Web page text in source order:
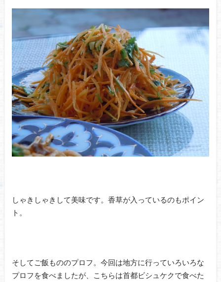
しゃきしゃきして美味です。香草が入っているのもポイン
ト。
そしてご飯もののプロフ。今回は地方に行っていろいろな
プロフを食べましたが、こちらは首都ビシュケクで食べた